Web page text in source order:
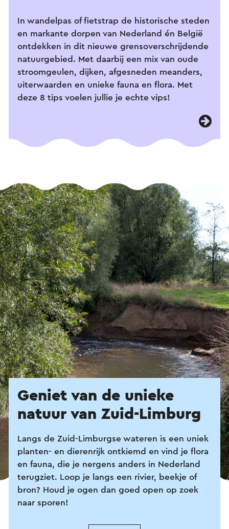
In wandelpas of fietstrap de historische steden
en markante dorpen van Nederland én België
ontdekken in dit nieuwe grensoverschrijdende
natuurgebied. Met daarbij een mix van oude
stroomgeulen, dijken, afgesneden meanders,
uiterwaarden en unieke fauna en flora. Met
deze 8 tips voelen jullie je echte vips!
Geniet van de unieke
natuur van Zuid-Limburg
Langs de Zuid-Limburgse wateren is een uniek
planten- en dierenrijk ontkiemd en vind je flora
en fauna, die je nergens anders in Nederland
terugziet. Loop je langs een rivier, beekje of
bron? Houd je ogen dan goed open op zoek
naar sporen!